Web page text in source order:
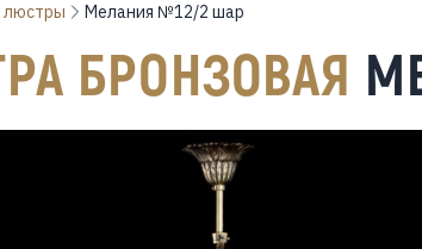
люстры Мелания №12/2 шар
БРОНЗОВАЯ